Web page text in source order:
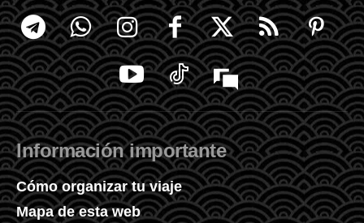
Información importante
Cómo organizar tu viaje
Mapa de esta web